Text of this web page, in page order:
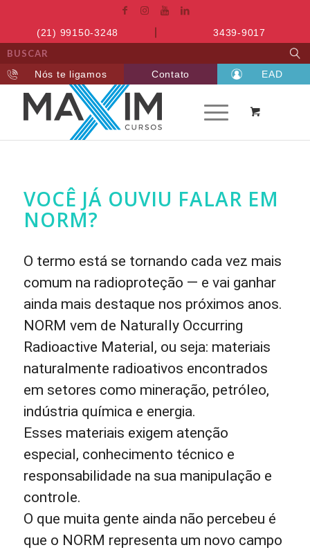
(21) 99150-3248 3439-9017
Nós te ligamos Contato EAD
VOCÊ JÁ OUVIU FALAR EM
NORM?
O termo está se tornando cada vez mais
comum na radioproteção — e vai ganhar
ainda mais destaque nos próximos anos.
NORM vem de Naturally Occurring
Radioactive Material, ou seja: materiais
naturalmente radioativos encontrados
em setores como mineração, petróleo,
indústria química e energia.
Esses materiais exigem atenção
especial, conhecimento técnico e
responsabilidade na sua manipulação e
controle.
O que muita gente ainda não percebeu é
que o NORM representa um novo campo